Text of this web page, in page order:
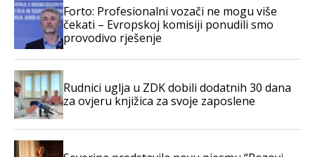
Forto: Profesionalni vozači ne mogu više
čekati – Evropskoj komisiji ponudili smo
provodivo rješenje
Rudnici uglja u ZDK dobili dodatnih 30 dana
za ovjeru knjižica za svoje zaposlene